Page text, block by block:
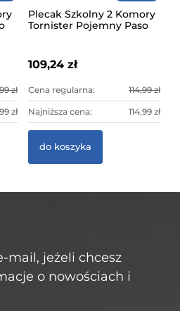
zł
zł
Plecak Szkolny 2 Komory
Tornister Pojemny Paso
109,24 zł
Cena regularna: 114,99 zł
Najniższa cena: 114,99 zł
do koszyka
mail, jeżeli chcesz
o nowościach i